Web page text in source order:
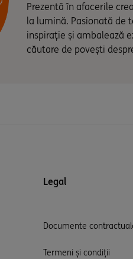
Prezentă în afacerile
la lumină. Pasionată de
inspirație și ambalează
căutare de povești
Legal
Documente
Termeni și condiții